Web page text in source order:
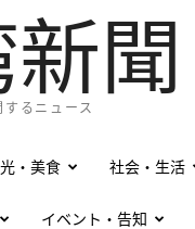
聞
するニュース
・美食 社会・生活
イベント・告知